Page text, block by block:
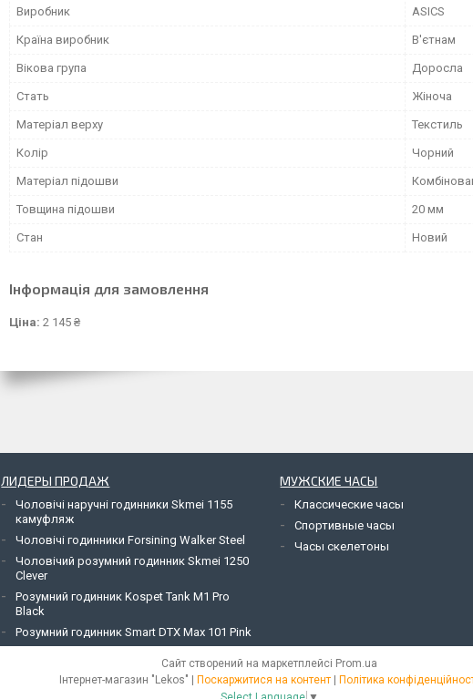
Виробник ASICS
Країна виробник В'єтнам
Вікова група Доросла
Стать Жіноча
Матеріал верху Текстиль
Колір Чорний
Матеріал підошви
Товщина підошви 20 мм
Стан Новий
Інформація для замовлення
Ціна: 2 145 ₴
ЛИДЕРЫ ПРОДАЖ
Чоловічі наручні годинники Skmei 1155
камуфляж
Чоловічі годинники Forsining Walker Steel
Чоловічий розумний годинник Skmei 1250
Clever
Розумний годинник Kospet Tank M1 Pro
Black
Розумний годинник Smart DTX Max 101 Pink
МУЖСКИЕ ЧАСЫ
Классические часы
Спортивные часы
Часы скелетоны
Сайт створений на маркетплейсі Prom.ua
Поскаржитися на контент
Політика